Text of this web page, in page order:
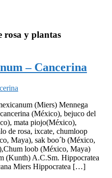
rosa y plantas
– Cancerina
(Miers) Mennega
(México), bejuco del
mata piojo(México),
de rosa, ixcate, chumloop
Maya), sak boo´b (México,
loob (México, Maya)
(Kunth) A.C.Sm. Hippocratea
Miers Hippocratea […]